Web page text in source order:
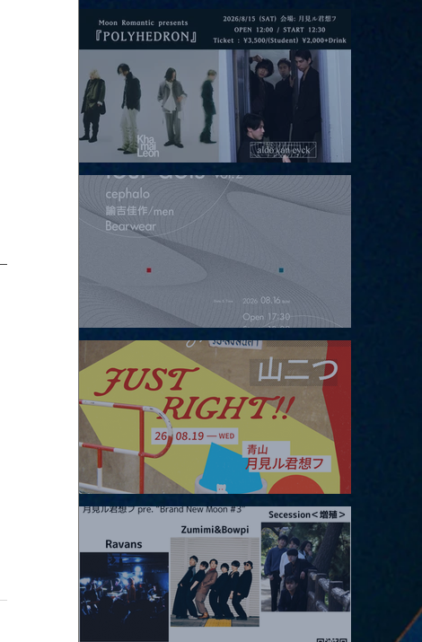
2026.08.15 |【観覧】昼）月見ルpre.『POLYHEDRON』
2026.08.16 |【観覧】夜）four dots vol.2
2026.08.19 |【観覧】JUST RIGHT!! vol.27